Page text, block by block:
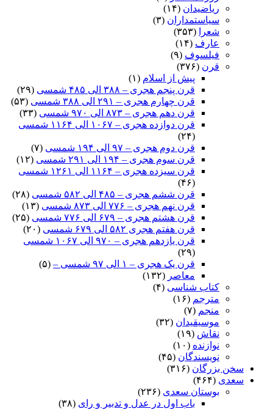
ریاضیدان (۱۴)
سیاستمداران (۳)
شعرا
(۳۵۳)
عارف (۱۴)
فیلسوف (۹)
قرن (۳۷۶)
پیش از اسلام (۱)
قرن پنجم هجری – ۳۸۸ الی ۴۸۵ شمسی
(۲۹)
قرن چهارم هجری – ۲۹۱ الی ۳۸۸ شمسی
(۵۳)
قرن دهم هجری – ۸۷۳ الی ۹۷۰ شمسی
(۳۳)
قرن دوازده هجری – ۱۰۶۷ الی ۱۱۶۴ شمسی
(۲۴)
قرن دوم هجری – ۹۷ الی ۱۹۴ شمسی
(۷)
قرن سوم هجری – ۱۹۴ الی ۲۹۱ شمسی
(۱۲)
قرن سیزده هجری – ۱۱۶۴ الی ۱۲۶۱ شمسی
(۴۶)
قرن ششم هجری – ۴۸۵ الی ۵۸۲ شمسی
(۲۸)
قرن نهم هجری – ۷۷۶ الی ۸۷۳ شمسی
(۱۳)
قرن هشتم هجری – ۶۷۹ الی ۷۷۶ شمسی
(۲۵)
قرن هفتم هجری ۵۸۲ الی ۶۷۹ شمسی
(۲۰)
قرن یازدهم هجری – ۹۷۰ الی ۱۰۶۷ شمسی
(۲۹)
قرن یک هجری – ۱ الی ۹۷ شمسی –
(۵)
معاصر (۱۳۲)
کتاب شناسی (۴)
مترجم (۱۶)
منجم (۷)
موسیقیدان (۳۲)
نقاش (۱۹)
نوازنده (۱۰)
نویسندگان (۴۵)
سخن بزرگان (۳۱۶)
سعدی (۴۶۴)
بوستان سعدی (۲۳۶)
باب اول در عدل و تدبیر و رای (۳۸)